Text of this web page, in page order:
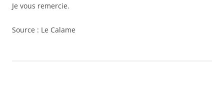
Je vous remercie.
Source : Le Calame